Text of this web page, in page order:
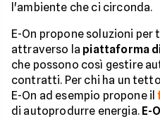
l'ambiente che ci circonda.
E-On propone soluzioni
attraverso la piattaforma
che possono così gestire
contratti. Per chi ha un
E-On ad esempio propone il
di autoprodurre energia. E-